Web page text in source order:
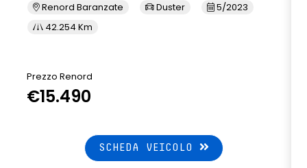
Renord Baranzate Duster
5/2023
42.254 Km
Prezzo Renord
€15.490
SCHEDA VEICOLO